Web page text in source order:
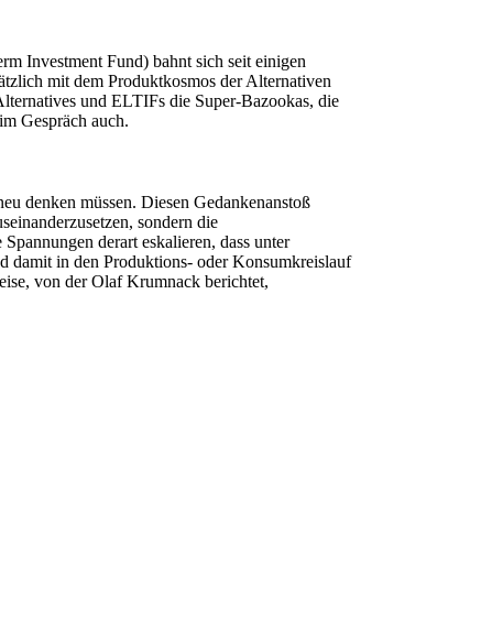
Investment Fund) bahnt sich seit einigen
mit dem Produktkosmos der Alternativen
und ELTIFs die Super-Bazookas, die
Gespräch auch.
denken müssen. Diesen Gedankenanstoß
sondern die
derart eskalieren, dass unter
damit in den Produktions- oder Konsumkreislauf
von der Olaf Krumnack berichtet,